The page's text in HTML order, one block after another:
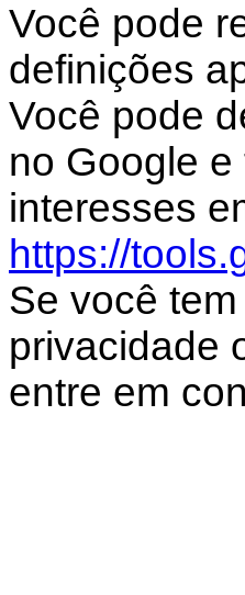
Você pode
definições
Você pode
no Google
interesses
https://
Se você
privacidade
entre em